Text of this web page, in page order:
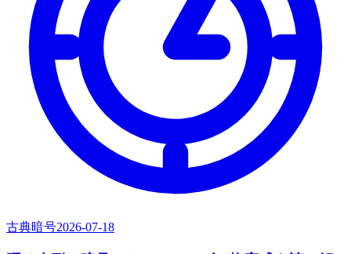
古典暗号2026-07-18